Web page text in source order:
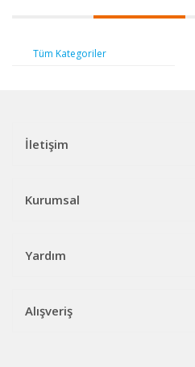
Tüm Kategoriler
İletişim
Kurumsal
Yardım
Alışveriş